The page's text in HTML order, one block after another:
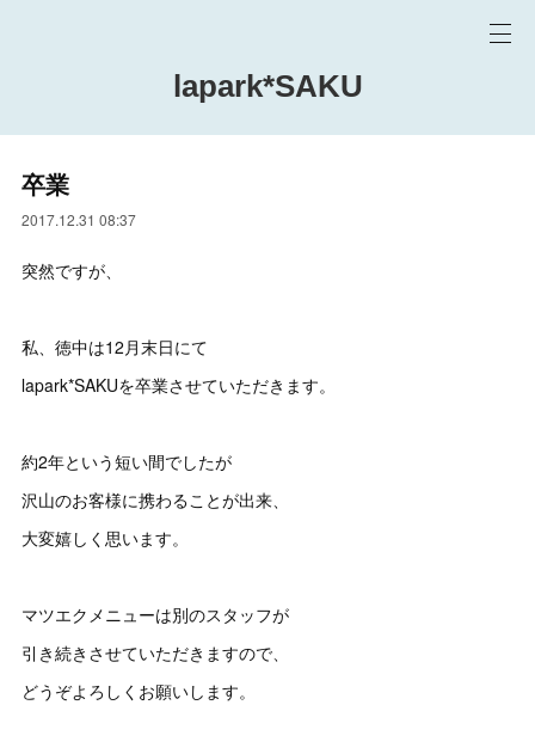
lapark*SAKU
卒業
2017.12.31 08:37
突然ですが、
私、徳中は12月末日にて
lapark*SAKUを卒業させていただきます。
約2年という短い間でしたが
沢山のお客様に携わることが出来、
大変嬉しく思います。
マツエクメニューは別のスタッフが
引き続きさせていただきますので、
どうぞよろしくお願いします。